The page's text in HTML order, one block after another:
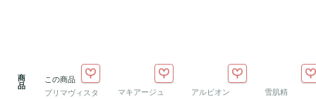
商
品
この商品
プリマヴィスタ
マキアージュ アルビオン 雪肌精